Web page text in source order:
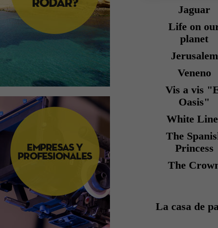
Jaguar
Life on
planet
Jerusalem
Veneno
Vis a vis
Oasis"
White
The
Princess
The
La casa de